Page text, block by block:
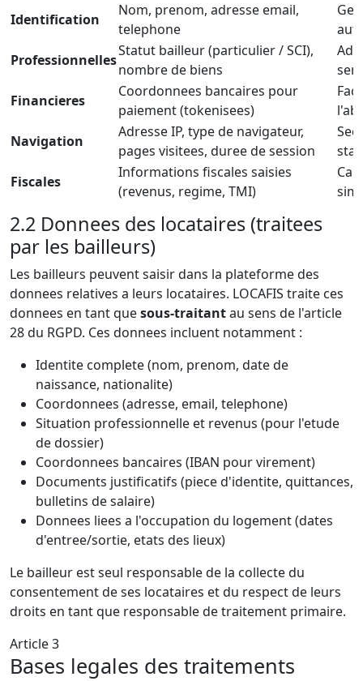
Identification
Nom, prenom, adresse email,
telephone
Professionnelles
Statut bailleur (particulier / SCI),
nombre de biens
Financieres
Coordonnees bancaires pour
paiement (tokenisees)
Navigation
Adresse IP, type de navigateur,
pages visitees, duree de session
Fiscales
Informations fiscales saisies
(revenus, regime, TMI)
2.2 Donnees des locataires (traitees
par les bailleurs)
Les bailleurs peuvent saisir dans la plateforme des
donnees relatives a leurs locataires. LOCAFIS traite ces
donnees en tant quesous-traitantau sens de l'article
28 du RGPD. Ces donnees incluent notamment :
Identite complete (nom, prenom, date de
naissance, nationalite)
Coordonnees (adresse, email, telephone)
Situation professionnelle et revenus (pour l'etude
de dossier)
Coordonnees bancaires (IBAN pour virement)
Documents justificatifs (piece d'identite, quittances,
bulletins de salaire)
Donnees liees a l'occupation du logement (dates
d'entree/sortie, etats des lieux)
Le bailleur est seul responsable de la collecte du
consentement de ses locataires et du respect de leurs
droits en tant que responsable de traitement primaire.
Article 3
Bases legales des traitements